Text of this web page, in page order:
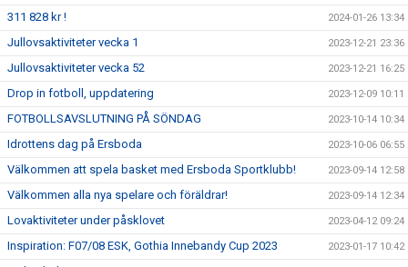
311 828 kr ! 2024-01-26 13:34
Jullovsaktiviteter vecka 1 2023-12-21 23:36
Jullovsaktiviteter vecka 52 2023-12-21 16:25
Drop in fotboll, uppdatering 2023-12-09 10:11
FOTBOLLSAVSLUTNING PÅ SÖNDAG 2023-10-14 10:34
Idrottens dag på Ersboda 2023-10-06 06:55
Välkommen att spela basket med Ersboda Sportklubb! 2023-09-14 12:58
Välkommen alla nya spelare och föräldrar! 2023-09-14 12:34
Lovaktiviteter under påsklovet 2023-04-12 09:24
Inspiration: F07/08 ESK, Gothia Innebandy Cup 2023 2023-01-17 10:42